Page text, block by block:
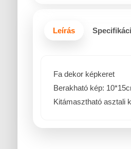
Leírás
Fa dekor képkeret
Berakható kép:
Kitámasztható asztali